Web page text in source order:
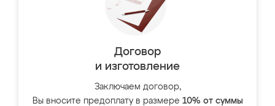
Договор
и изготовление
Заключаем договор,
Вы вносите предоплату в размере 10% от суммы